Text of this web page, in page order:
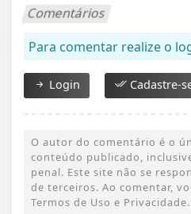
Comentários
Para comentar realize o
Login Cadastre-
O autor do comentário é o
conteúdo publicado,
penal. Este site não se
de terceiros. Ao comentar,
Termos de Uso e Privacidade.